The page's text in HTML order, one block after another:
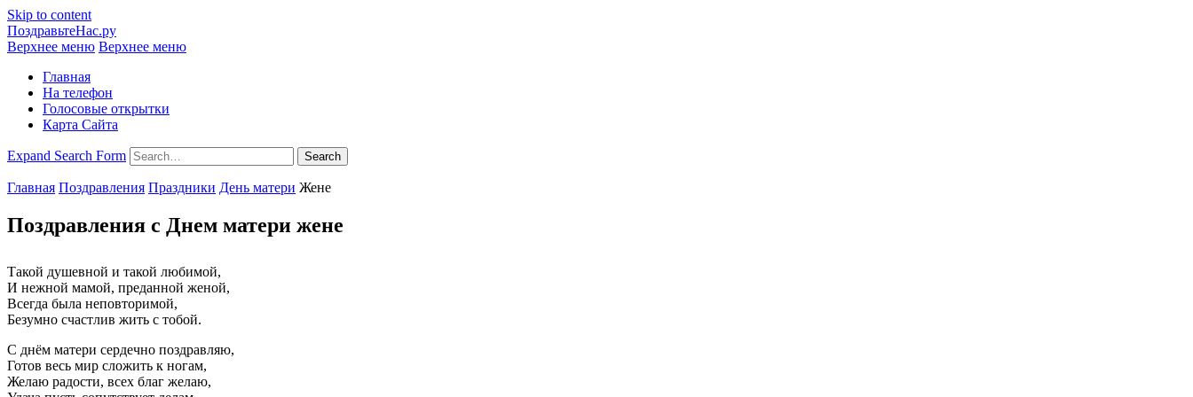
Skip to content
ПоздравьтеНас.ру
Верхнее меню Верхнее меню
Главная
На телефон
Голосовые открытки
Карта Сайта
Expand Search Form Search
Главная Поздравления Праздники День матери Жене
Поздравления с Днем матери жене
Такой душевной и такой любимой,
И нежной мамой, преданной женой,
Всегда была неповторимой,
Безумно счастлив жить с тобой.
С днём матери сердечно поздравляю,
Готов весь мир сложить к ногам,
Желаю радости, всех благ желаю,